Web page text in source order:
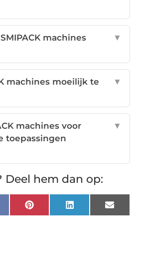
machines
▼
machines moeilijk te
▼
machines voor
toepassingen
▼
Deel hem dan op:
PinterestLinkedInEmail